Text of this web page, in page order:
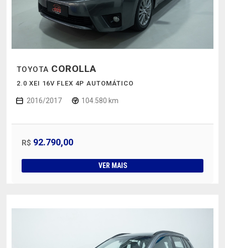
TOYOTA COROLLA
2.0 XEI 16V FLEX 4P AUTOMÁTICO
2016/2017 104.580 km
R$ 92.790,00
VER MAIS